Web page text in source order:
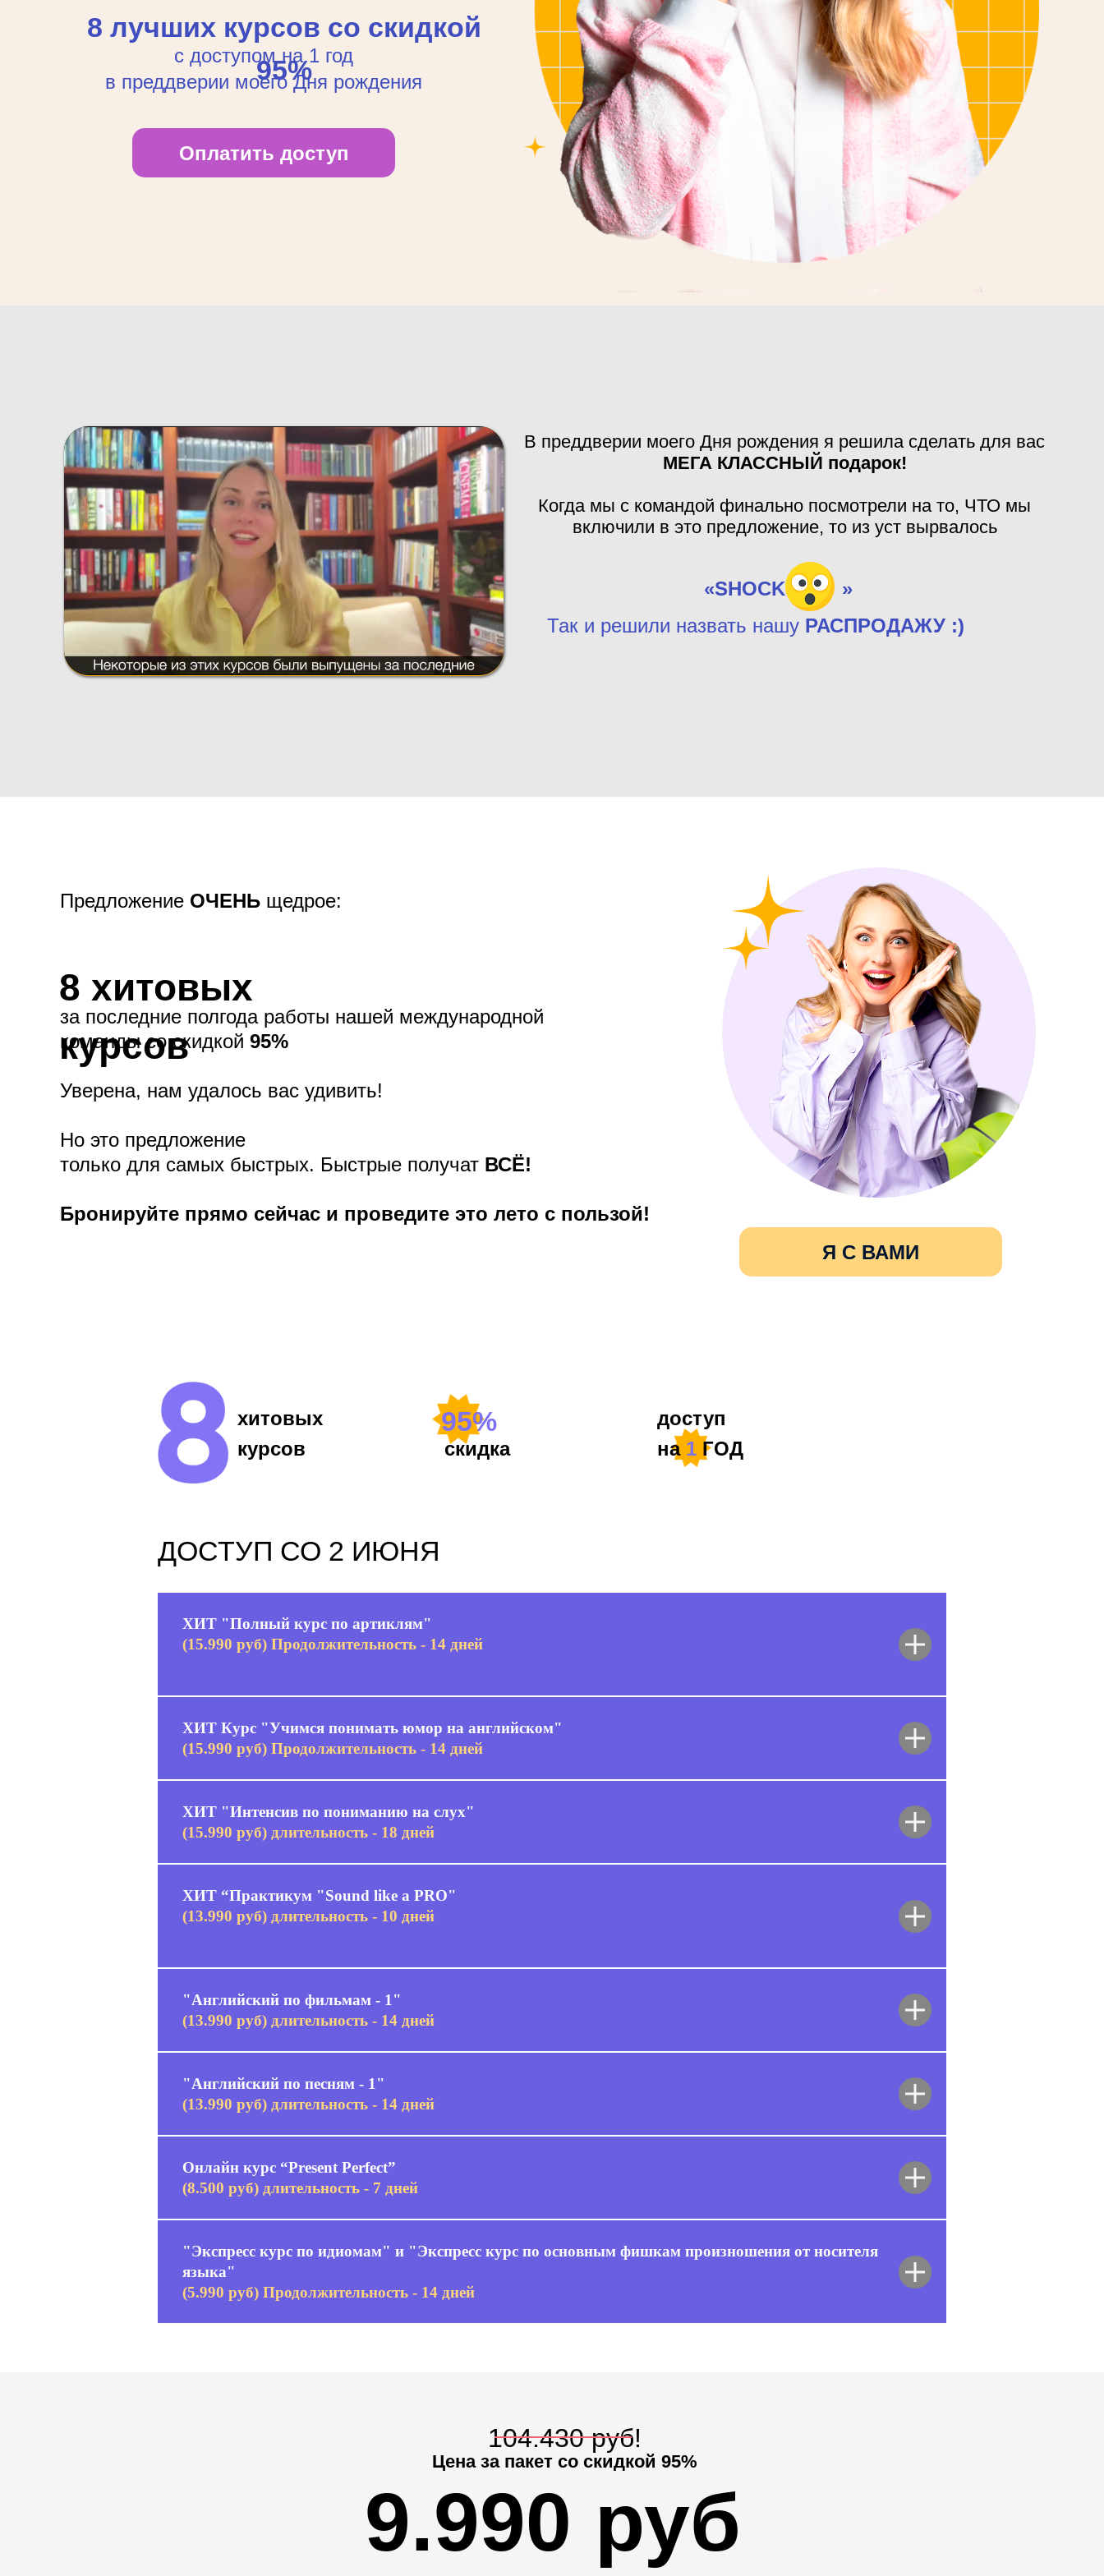
с доступом на 1 год
в преддверии моего Дня рождения
Оплатить доступ
8 лучших курсов со скидкой
95%
В преддверии моего Дня рождения я решила сделать для вас
МЕГА КЛАССНЫЙ подарок!
Когда мы с командой финально посмотрели на то, ЧТО мы
включили в это предложение, то из уст вырвалось
Так и решили назвать нашу РАСПРОДАЖУ :)
«SHOСK »
Предложение ОЧЕНЬ щедрое:
8 хитовых
курсов
за последние полгода работы нашей международной
команды со скидкой 95%
Уверена, нам удалось вас удивить!
Но это предложение
только для самых быстрых. Быстрые получат ВСЁ!
Бронируйте прямо сейчас и проведите это лето с пользой!
Я С ВАМИ
хитовых
курсов
95%
ДОСТУП СО 2 ИЮНЯ
скидка
доступ
на 1 ГОД
ХИТ "Полный курс по артиклям"
(15.990 руб) Продолжительность - 14 дней
ХИТ Курс "Учимся понимать юмор на английском"
(15.990 руб) Продолжительность - 14 дней
ХИТ "Интенсив по пониманию на слух"
(15.990 руб) длительность - 18 дней
ХИТ “Практикум "Sound like a PRO"
(13.990 руб) длительность - 10 дней
"Английский по фильмам - 1"
(13.990 руб) длительность - 14 дней
"Английский по песням - 1"
(13.990 руб) длительность - 14 дней
Онлайн курс “Present Perfect”
(8.500 руб) длительность - 7 дней
"Экспресс курс по идиомам" и "Экспресс курс по основным фишкам произношения от носителя
языка"
(5.990 руб) Продолжительность - 14 дней
Цена за пакет со скидкой 95%
9.990 руб
104.430 руб!
хитовых
курсов
94%
скидка